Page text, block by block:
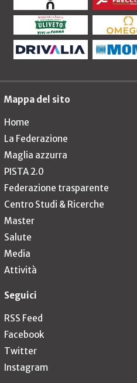
Mappa del sito
Home
La Federazione
Maglia azzurra
PISTA 2.0
Federazione trasparente
Centro Studi & Ricerche
Master
Salute
Media
Attività
Seguici
RSS Feed
Facebook
Twitter
Instagram